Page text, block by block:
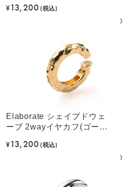
¥ 13,200(税込)
Elaborate シェイブドウェ
ーブ 2wayイヤカフ(ゴール
¥ 13,200(税込)